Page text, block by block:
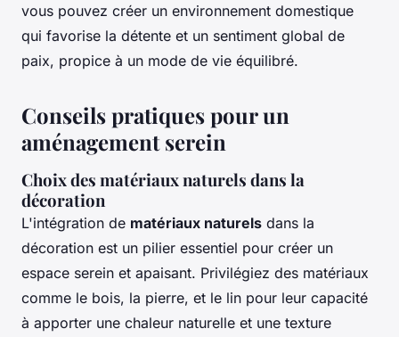
vous pouvez créer un environnement domestique
qui favorise la détente et un sentiment global de
paix, propice à un mode de vie équilibré.
Conseils pratiques pour un
aménagement serein
Choix des matériaux naturels dans la
décoration
L'intégration de matériaux naturels dans la
décoration est un pilier essentiel pour créer un
espace serein et apaisant. Privilégiez des matériaux
comme le bois, la pierre, et le lin pour leur capacité
à apporter une chaleur naturelle et une texture